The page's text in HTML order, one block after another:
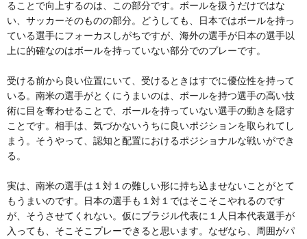
ることで向上するのは、この部分です。ボールを扱うだけではな
い、サッカーそのものの部分。どうしても、日本ではボールを持っ
ている選手にフォーカスしがちですが、海外の選手が日本の選手以
上に的確なのはボールを持っていない部分でのプレーです。
受ける前から良い位置にいて、受けるときはすでに優位性を持って
いる。南米の選手がとくにうまいのは、ボールを持つ選手の高い技
術に目を奪わせることで、ボールを持っていない選手の動きを隠す
ことです。相手は、気づかないうちに良いポジションを取られてし
まう。そうやって、認知と配置におけるポジショナルな戦いができ
る。
実は、南米の選手は１対１の難しい形に持ち込ませないことがとて
もうまいのです。日本の選手も１対１ではそこそこやれるのです
が、そうさせてくれない。仮にブラジル代表に１人日本代表選手が
入っても、そこそこプレーできると思います。なぜなら、周囲がパ